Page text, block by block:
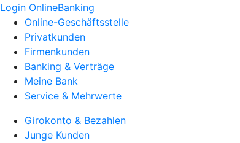
Login OnlineBanking
Online-Geschäftsstelle
Privatkunden
Firmenkunden
Banking & Verträge
Meine Bank
Service & Mehrwerte
Girokonto & Bezahlen
Junge Kunden